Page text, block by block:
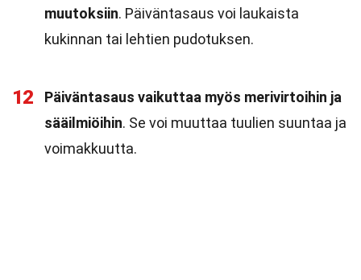
muutoksiin. Päiväntasaus voi laukaista
kukinnan tai lehtien pudotuksen.
12
Päiväntasaus vaikuttaa myös merivirtoihin ja
sääilmiöihin. Se voi muuttaa tuulien suuntaa ja
voimakkuutta.